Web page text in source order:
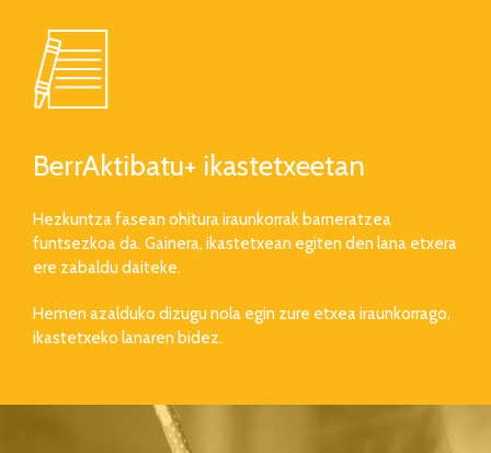
BerrAktibatu+ ikastetxeetan
Hezkuntza fasean ohitura iraunkorrak barneratzea
funtsezkoa da. Gainera, ikastetxean egiten den lana etxera
ere zabaldu daiteke.
Hemen azalduko dizugu nola egin zure etxea iraunkorrago,
ikastetxeko lanaren bidez.